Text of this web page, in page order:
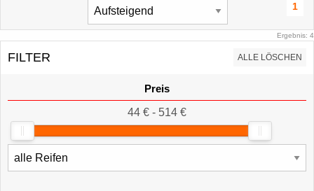
1
Ergebnis: 4
FILTER ALLE LÖSCHEN
Preis
44 € - 514 €